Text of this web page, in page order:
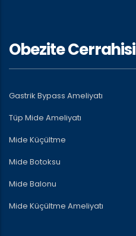
Obezite Cerrahisi
Gastrik Bypass Ameliyatı
Tüp Mide Ameliyatı
Mide Küçültme
Mide Botoksu
Mide Balonu
Mide Küçültme Ameliyatı